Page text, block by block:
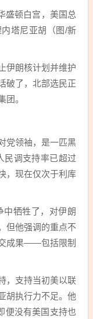
盛顿白宫，美国总
塔尼亚胡（图/新
伊朗核计划并维护
破了，北部选民正
团。
党领袖，是一匹黑
民调支持率已超过
，现在仅次于利库
中牺牲了，对伊朗
但他强调的重点不
成果——包括限制
，支持当初美以联
胡执行力不足。他
便没有美国支持也